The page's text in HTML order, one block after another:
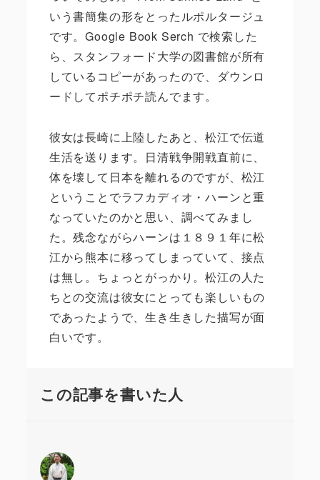
いう書簡集の形をとったルポルタージュ
です。Google Book Serch で検索した
ら、スタンフォード大学の図書館が所有
しているコピーがあったので、ダウンロ
ードしてポチポチ読んでます。
彼女は長崎に上陸したあと、松江で伝道
生活を送ります。日清戦争開戦直前に、
体を壊して日本を離れるのですが、松江
ということでラフカディオ・ハーンと重
なっていたのかと思い、調べてみまし
た。残念ながらハーンは１８９１年に松
江から熊本に移ってしまっていて、接点
は無し。ちょっとがっかり。松江の人た
ちとの交流は彼女にとっても楽しいもの
であったようで、生き生きした描写が面
白いです。
この記事を書いた人